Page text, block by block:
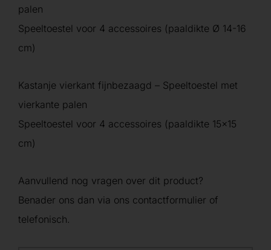
palen
Speeltoestel voor 4 accessoires (paaldikte Ø 14-16
cm)
Kastanje vierkant fijnbezaagd – Speeltoestel met
vierkante palen
Speeltoestel voor 4 accessoires (paaldikte 15×15
cm)
Aanvullend nog vragen over dit product?
Benader ons dan via ons contactformulier of
telefonisch.